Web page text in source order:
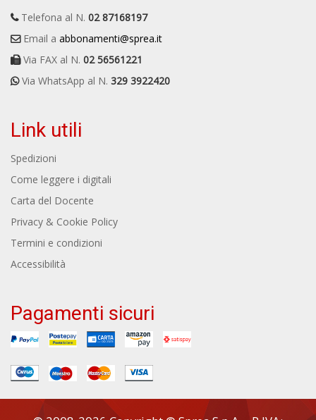
Telefona al N. 02 87168197
Email a abbonamenti@sprea.it
Via FAX al N. 02 56561221
Via WhatsApp al N. 329 3922420
Link utili
Spedizioni
Come leggere i digitali
Carta del Docente
Privacy & Cookie Policy
Termini e condizioni
Accessibilità
Pagamenti sicuri